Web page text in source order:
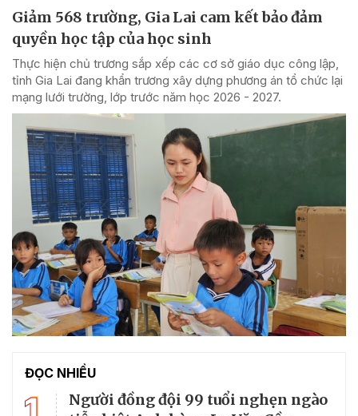
Giảm 568 trường, Gia Lai cam kết bảo đảm
quyền học tập của học sinh
Thực hiện chủ trương sắp xếp các cơ sở giáo dục công lập,
tỉnh Gia Lai đang khẩn trương xây dựng phương án tổ chức lại
mạng lưới trường, lớp trước năm học 2026 - 2027.
ĐỌC NHIỀU
Người đồng đội 99 tuổi nghẹn ngào